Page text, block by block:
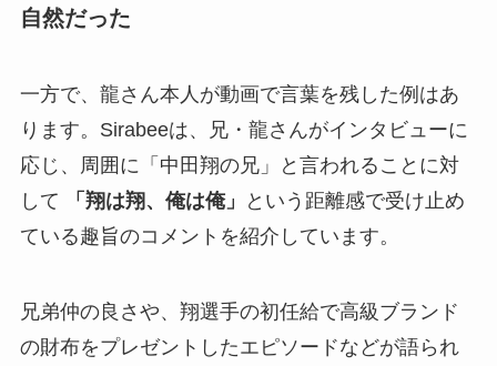
自然だった
一方で、龍さん本人が動画で言葉を残した例はあ
ります。Sirabeeは、兄・龍さんがインタビューに
応じ、周囲に「中田翔の兄」と言われることに対
して 「翔は翔、俺は俺」
という距離感で受け止め
ている趣旨のコメントを紹介しています。
兄弟仲の良さや、翔選手の初任給で高級ブランド
の財布をプレゼントしたエピソードなどが語られ